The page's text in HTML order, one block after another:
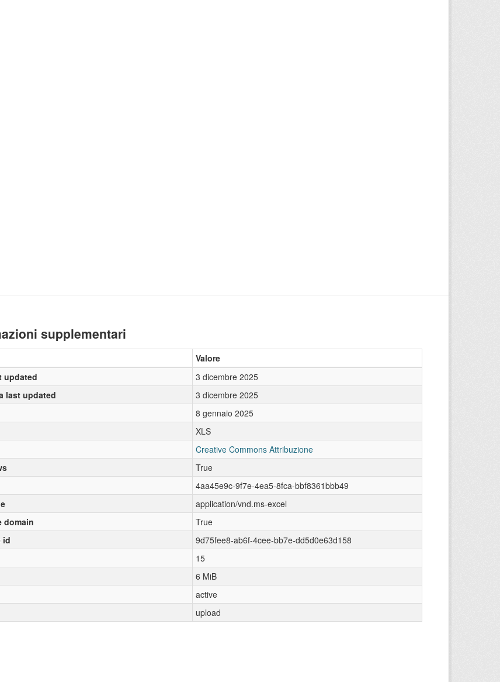
supplementari
Valore
updated
3 dicembre 2025
last updated
3 dicembre 2025
8 gennaio 2025
XLS
Creative Commons Attribuzione
True
4aa45e9c-9f7e-4ea5-8fca-bbf8361bbb49
application/vnd.ms-excel
domain
True
id
9d75fee8-ab6f-4cee-bb7e-dd5d0e63d158
15
6 MiB
active
upload